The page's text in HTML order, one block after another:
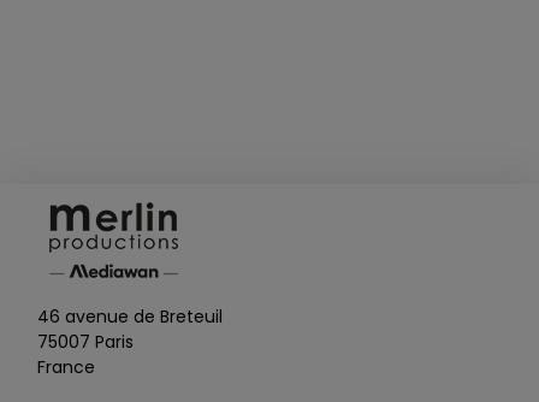
46 avenue de Breteuil
75007 Paris
France